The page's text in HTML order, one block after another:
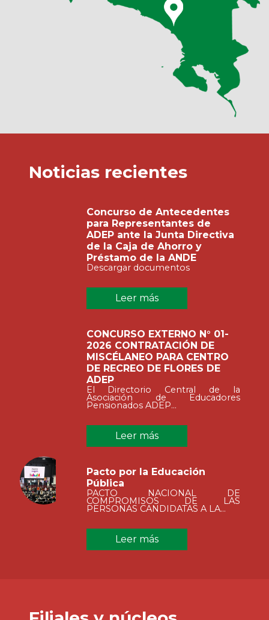
Noticias recientes
Concurso de Antecedentes
para Representantes de
ADEP ante la Junta Directiva
de la Caja de Ahorro y
Préstamo de la ANDE
Descargar documentos
Leer más
CONCURSO EXTERNO N° 01-
2026 CONTRATACIÓN DE
MISCÉLANEO PARA CENTRO
DE RECREO DE FLORES DE
ADEP
El Directorio Central de la
Asociación de Educadores
Pensionados ADEP...
Leer más
Pacto por la Educación
Pública
PACTO NACIONAL DE
COMPROMISOS DE LAS
PERSONAS CANDIDATAS A LA...
Leer más